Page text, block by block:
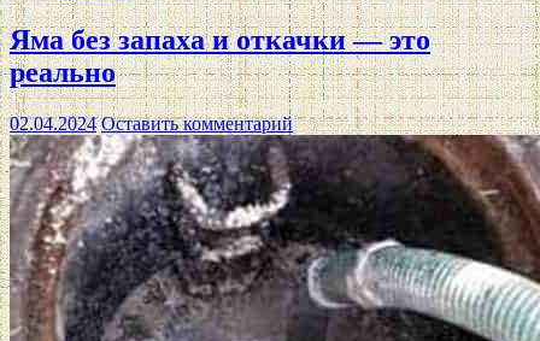
Яма без запаха и откачки — это
реально
02.04.2024 Оставить комментарий